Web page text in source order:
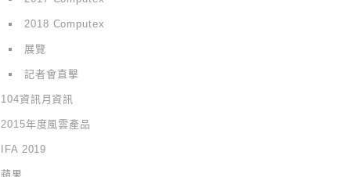
2018 Computex
展覽
記者會直擊
104資訊月資訊
2015年度風雲產品
IFA 2019
蘋果